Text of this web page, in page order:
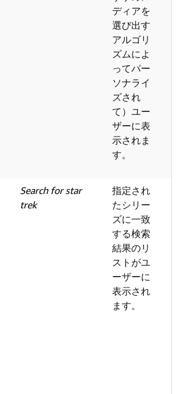
ディアを
選び出す
アルゴリ
ズムによ
ってパー
ソナライ
ズされ
て）ユー
ザーに表
示されま
す。
Search for star
trek
指定され
たシリー
ズに一致
する検索
結果のリ
ストがユ
ーザーに
表示され
ます。